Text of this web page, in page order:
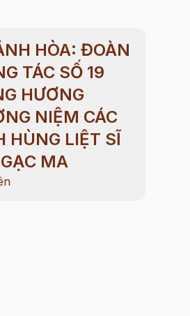
HÒA: ĐOÀN
TÁC SỐ 19
HƯƠNG
NIỆM CÁC
HÙNG LIỆT SĨ
MA